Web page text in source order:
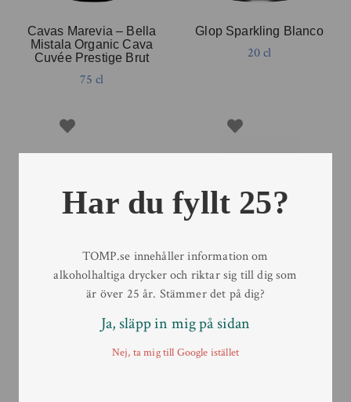
Cavas Marevia – Bella
Mistala Organic Cava
Cuvée Prestige Brut
75 cl
Glop Sparkling Blanco
20 cl
Glop Vino Blanco Glop Vino Rosado
Har du fyllt 25?
TOMP.se innehåller information om
alkoholhaltiga drycker och riktar sig till dig som
är över 25 år. Stämmer det på dig?
Ja, släpp in mig på sidan
Nej, ta mig till Google istället